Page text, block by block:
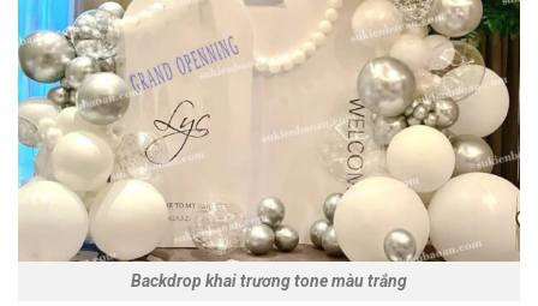
Backdrop khai trương tone màu trắng